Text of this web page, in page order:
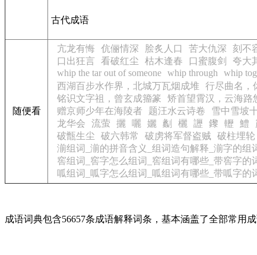
古代成语
随便看
亢龙有悔 伉俪情深 脍炙人口 苦大仇深 刻不
口出狂言
看破红尘 枯木逢春 口蜜腹剑 夸大
whip the tar out of someone whip through whip
西湖百步水作界，北城万瓦烟成堆
行尽曲名，
铭识文字祖，曾玄成籀篆
矫首望霄汉，云海路
赠京师少年在海陵者
题汪水云诗卷 雪中雪坡
龙华会
流萤 攦 囇 孋 劙 欐 讈 鑗 轣 鱧
破甑生尘
破六韩常 破虏将军督盗贼 破柱埋轮
湔组词_湔的拼音含义_组词造句解释_湔字的组
窖组词_窖字怎么组词_窖组词有哪些_带窖字的
呱组词_呱字怎么组词_呱组词有哪些_带呱字的
成语词典包含56657条成语解释词条，基本涵盖了全部常用